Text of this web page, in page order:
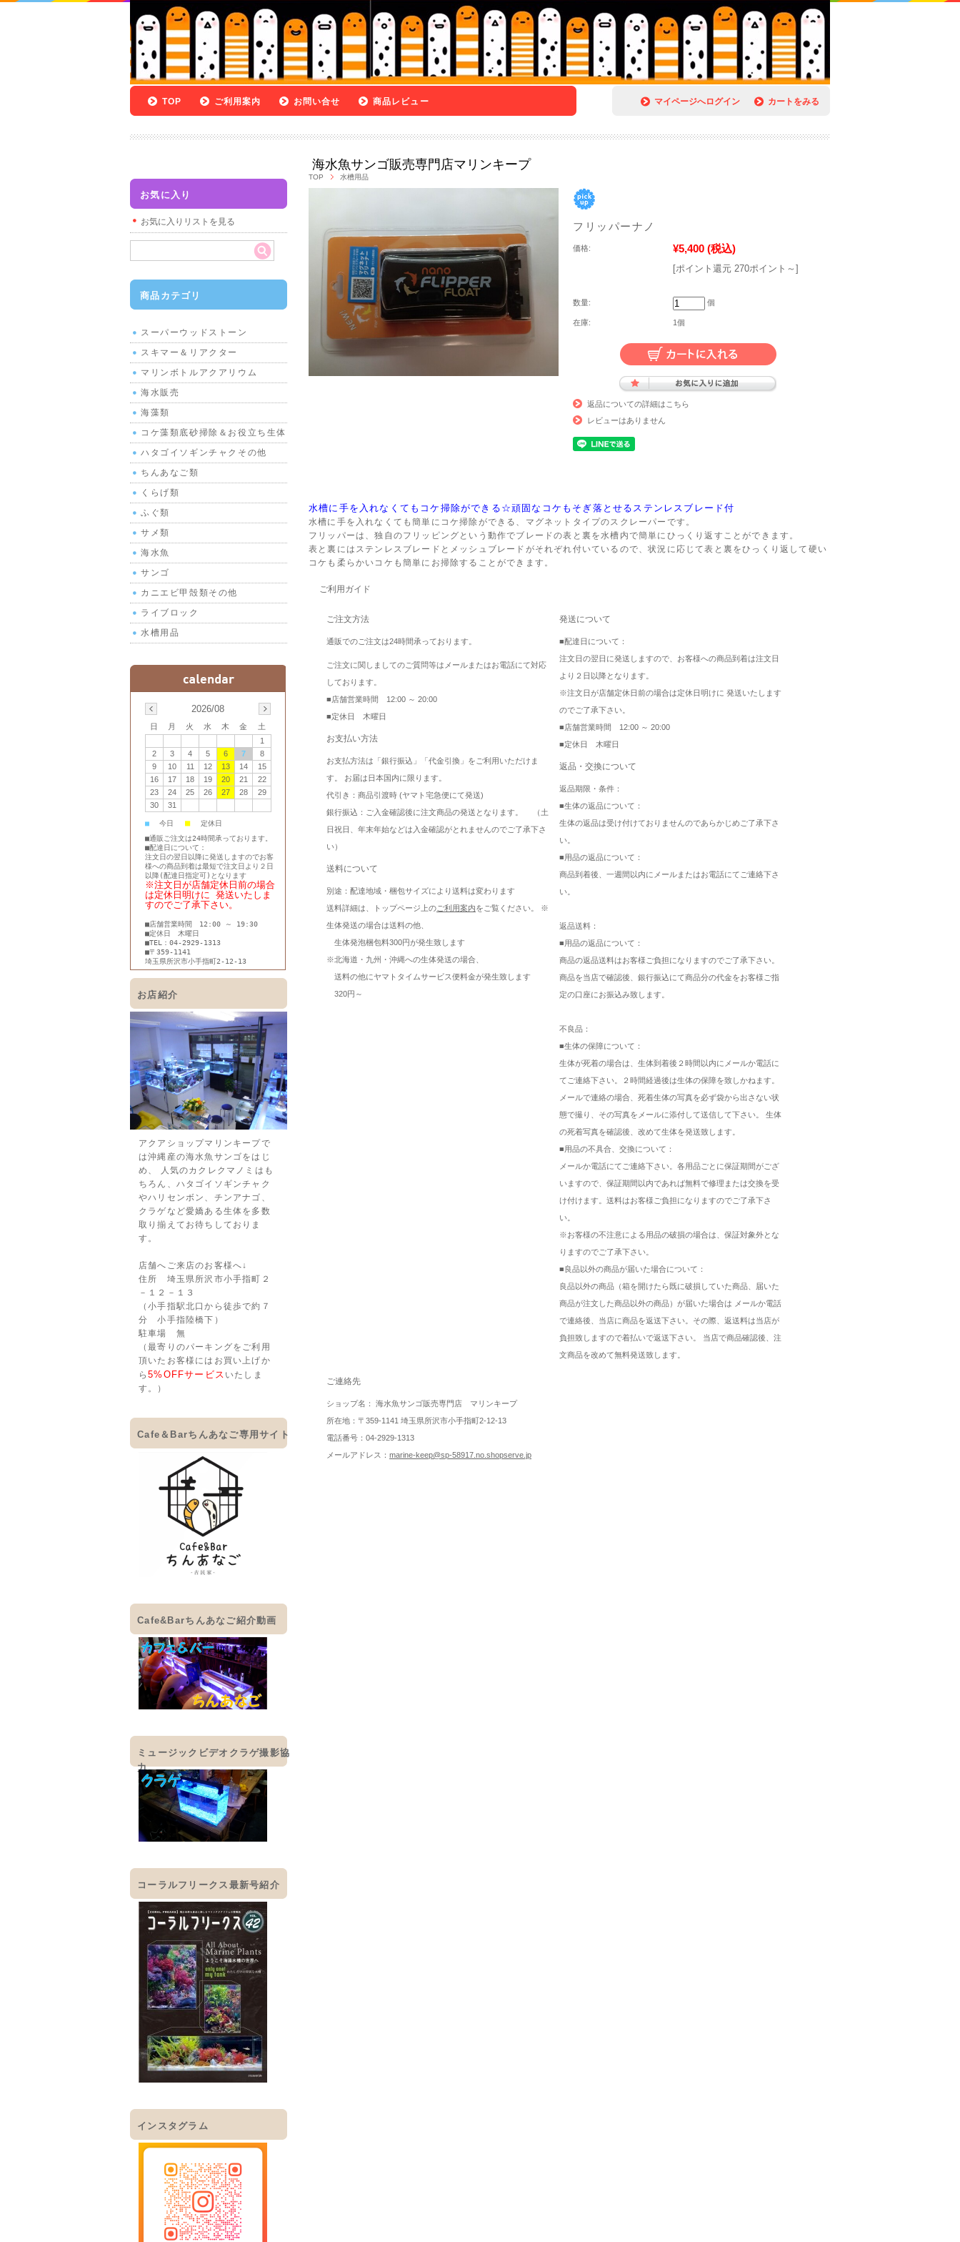
マイページへログイン カートをみる
TOP ご利用案内 お問い合せ 商品レビュー
海水魚サンゴ販売専門店マリンキープ
TOP 水槽用品
フリッパーナノ
価格: ¥5,400 (税込)
[ポイント還元 270ポイント～]
数量: 個
在庫: 1個
返品についての詳細はこちら
レビューはありません
水槽に手を入れなくてもコケ掃除ができる☆頑固なコケもそぎ落とせるステンレスブレード付
水槽に手を入れなくても簡単にコケ掃除ができる、マグネットタイプのスクレーパーです。
フリッパーは、独自のフリッピングという動作でブレードの表と裏を水槽内で簡単にひっくり返すことができます。
表と裏にはステンレスブレードとメッシュブレードがそれぞれ付いているので、状況に応じて表と裏をひっくり返して硬い
コケも柔らかいコケも簡単にお掃除することができます。
ご利用ガイド
ご注文方法
通販でのご注文は24時間承っております。
ご注文に関しましてのご質問等はメールまたはお電話にて対応
しております。
■店舗営業時間 12:00 ～ 20:00
■定休日 木曜日
お支払い方法
お支払方法は「銀行振込」「代金引換」をご利用いただけま
す。 お届は日本国内に限ります。
代引き：商品引渡時 (ヤマト宅急便にて発送)
銀行振込：ご入金確認後に注文商品の発送となります。 （土
日祝日、年末年始などは入金確認がとれませんのでご了承下さ
い）
送料について
別途：配達地域・梱包サイズにより送料は変わります
送料詳細は、トップページ上のご利用案内をご覧ください。 ※
生体発送の場合は送料の他、
生体発泡梱包料300円が発生致します
※北海道・九州・沖縄への生体発送の場合、
送料の他にヤマトタイムサービス便料金が発生致します
320円～
発送について
■配達日について：
注文日の翌日に発送しますので、お客様への商品到着は注文日
より２日以降となります。
※注文日が店舗定休日前の場合は定休日明けに 発送いたします
のでご了承下さい。
■店舗営業時間 12:00 ～ 20:00
■定休日 木曜日
返品・交換について
返品期限・条件：
■生体の返品について：
生体の返品は受け付けておりませんのであらかじめご了承下さ
い。
■用品の返品について：
商品到着後、一週間以内にメールまたはお電話にてご連絡下さ
い。
返品送料：
■用品の返品について：
商品の返品送料はお客様ご負担になりますのでご了承下さい。
商品を当店で確認後、銀行振込にて商品分の代金をお客様ご指
定の口座にお振込み致します。
不良品：
■生体の保障について：
生体が死着の場合は、生体到着後２時間以内にメールか電話に
てご連絡下さい。２時間経過後は生体の保障を致しかねます。
メールで連絡の場合、死着生体の写真を必ず袋から出さない状
態で撮り、その写真をメールに添付して送信して下さい。 生体
の死着写真を確認後、改めて生体を発送致します。
■用品の不具合、交換について：
メールか電話にてご連絡下さい。各用品ごとに保証期間がござ
いますので、保証期間以内であれば無料で修理または交換を受
け付けます。送料はお客様ご負担になりますのでご了承下さ
い。
※お客様の不注意による用品の破損の場合は、保証対象外とな
りますのでご了承下さい。
■良品以外の商品が届いた場合について：
良品以外の商品（箱を開けたら既に破損していた商品、届いた
商品が注文した商品以外の商品）が届いた場合は メールか電話
で連絡後、当店に商品を返送下さい。その際、返送料は当店が
負担致しますので着払いで返送下さい。 当店で商品確認後、注
文商品を改めて無料発送致します。
ご連絡先
ショップ名： 海水魚サンゴ販売専門店 マリンキープ
所在地：〒359-1141 埼玉県所沢市小手指町2-12-13
電話番号：04-2929-1313
メールアドレス： marine-keep@sp-58917.no.shopserve.jp
お気に入り
お気に入りリストを見る
商品カテゴリ
スーパーウッドストーン
スキマー＆リアクター
マリンボトルアクアリウム
海水販売
海藻類
コケ藻類底砂掃除＆お役立ち生体
ハタゴイソギンチャクその他
ちんあなご類
くらげ類
ふぐ類
サメ類
海水魚
サンゴ
カニエビ甲殻類その他
ライブロック
水槽用品
2026/08
日 月 火 水 木 金
土
1
2
3 4 5 6 7
8
9
10 11 12 13 14
15
16
17 18 19 20 21
22
23
24 25 26 27 28
29
30
31
■ 今日 ■
定休日
■通販ご注文は24時間承っております。
■配達日について：
注文日の翌日以降に発送しますのでお客
様への商品到着は最短で注文日より２日
以降(配達日指定可)となります
※注文日が店舗定休日前の場合
は定休日明けに 発送いたしま
すのでご了承下さい。
■店舗営業時間 12:00 ～ 19:30
■定休日 木曜日
■TEL：04-2929-1313
■〒359-1141
埼玉県所沢市小手指町2-12-13
お店紹介
アクアショップマリンキープで
は沖縄産の海水魚サンゴをはじ
め、 人気のカクレクマノミはも
ちろん、ハタゴイソギンチャク
やハリセンボン、チンアナゴ、
クラゲなど愛嬌ある生体を多数
取り揃えてお待ちしておりま
す。
店舗へご来店のお客様へ↓
住所 埼玉県所沢市小手指町２
－１２－１３
（小手指駅北口から徒歩で約７
分 小手指陸橋下）
駐車場 無
（最寄りのパーキングをご利用
頂いたお客様にはお買い上げか
ら5%OFFサービス いたしま
す。）
Cafe＆Barちんあなご専用サイト
Cafe&Barちんあなご紹介動画
ミュージックビデオクラゲ撮影協
力
コーラルフリークス最新号紹介
インスタグラム